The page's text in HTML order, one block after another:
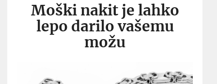
Moški nakit je lahko
lepo darilo vašemu
možu